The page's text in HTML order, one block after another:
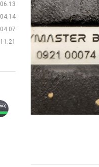
06.13
04.14
04.07
11.21
aaaaa
혹시 오프라인 모임이 있
회원가입 인사드립니다.
게시물이 없습니다.